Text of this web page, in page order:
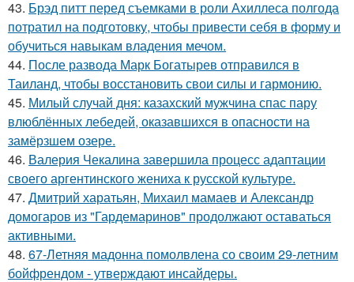
43. Брэд питт перед съемками в роли Ахиллеса полгода
потратил на подготовку, чтобы привести себя в форму и
обучиться навыкам владения мечом.
44. После развода Марк Богатырев отправился в
Таиланд, чтобы восстановить свои силы и гармонию.
45. Милый случай дня: казахский мужчина спас пару
влюблённых лебедей, оказавшихся в опасности на
замёрзшем озере.
46. Валерия Чекалина завершила процесс адаптации
своего аргентинского жениха к русской культуре.
47. Дмитрий харатьян, Михаил мамаев и Александр
домогаров из "Гардемаринов" продолжают оставаться
активными.
48. 67-Летняя мадонна помолвлена со своим 29-летним
бойфрендом - утверждают инсайдеры.